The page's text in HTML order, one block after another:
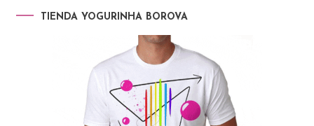
TIENDA YOGURINHA BOROVA